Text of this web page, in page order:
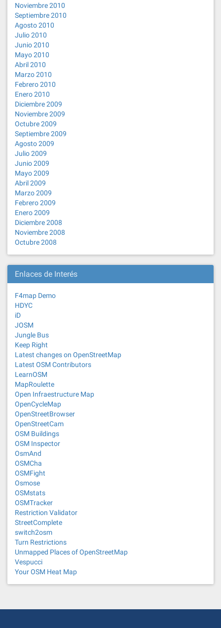
Noviembre 2010
Septiembre 2010
Agosto 2010
Julio 2010
Junio 2010
Mayo 2010
Abril 2010
Marzo 2010
Febrero 2010
Enero 2010
Diciembre 2009
Noviembre 2009
Octubre 2009
Septiembre 2009
Agosto 2009
Julio 2009
Junio 2009
Mayo 2009
Abril 2009
Marzo 2009
Febrero 2009
Enero 2009
Diciembre 2008
Noviembre 2008
Octubre 2008
Enlaces de Interés
F4map Demo
HDYC
iD
JOSM
Jungle Bus
Keep Right
Latest changes on OpenStreetMap
Latest OSM Contributors
LearnOSM
MapRoulette
Open Infraestructure Map
OpenCycleMap
OpenStreetBrowser
OpenStreetCam
OSM Buildings
OSM Inspector
OsmAnd
OSMCha
OSMFight
Osmose
OSMstats
OSMTracker
Restriction Validator
StreetComplete
switch2osm
Turn Restrictions
Unmapped Places of OpenStreetMap
Vespucci
Your OSM Heat Map